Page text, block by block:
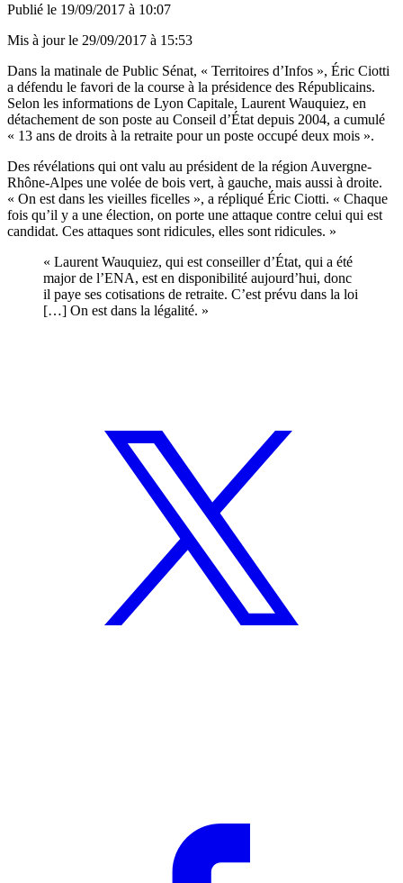
Publié le 19/09/2017 à 10:07
Mis à jour le 29/09/2017 à 15:53
Dans la matinale de Public Sénat, « Territoires d’Infos », Éric Ciotti
a défendu le favori de la course à la présidence des Républicains.
Selon les informations de Lyon Capitale, Laurent Wauquiez, en
détachement de son poste au Conseil d’État depuis 2004, a cumulé
« 13 ans de droits à la retraite pour un poste occupé deux mois ».
Des révélations qui ont valu au président de la région Auvergne-
Rhône-Alpes une volée de bois vert, à gauche, mais aussi à droite.
« On est dans les vieilles ficelles », a répliqué Éric Ciotti. « Chaque
fois qu’il y a une élection, on porte une attaque contre celui qui est
candidat. Ces attaques sont ridicules, elles sont ridicules. »
« Laurent Wauquiez, qui est conseiller d’État, qui a été
major de l’ENA, est en disponibilité aujourd’hui, donc
il paye ses cotisations de retraite. C’est prévu dans la loi
[…] On est dans la légalité. »